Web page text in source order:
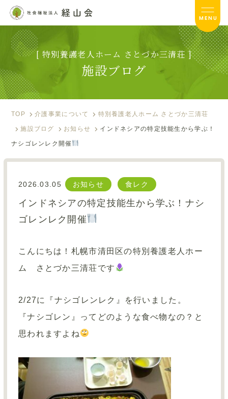
さとづか三清荘TOP
サービス内容
入居のご案内
施設ブログ
お便り
フォトアルバム
資料ダウンロード
サイトマップ
介護事業TOP
グループサイトTOP
MENU
[ 特別養護老人ホーム さとづか三清荘 ]
施設ブログ
TOP 介護事業について 特別養護老人ホーム さとづか三清荘
施設ブログ お知らせ インドネシアの特定技能生から学ぶ！
ナシゴレンレク開催
2026.03.05 お知らせ 食レク
インドネシアの特定技能生から学ぶ！ナシ
ゴレンレク開催
こんにちは！札幌市清田区の特別養護老人ホー
ム さとづか三清荘です
2/27に『ナシゴレンレク』を行いました。
『ナシゴレン』ってどのような食べ物なの？と
思われますよね